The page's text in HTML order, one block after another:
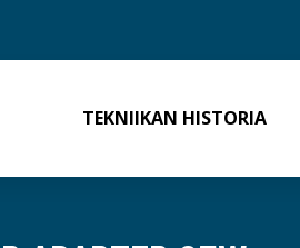
TEKNIIKAN HISTORIA